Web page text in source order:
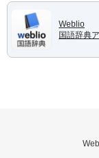
Weblio
国語辞典